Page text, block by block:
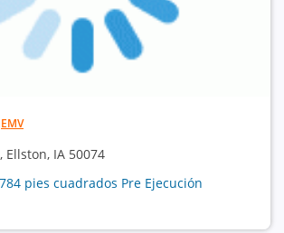
EMV
, Ellston, IA 50074
pies cuadrados Pre Ejecución